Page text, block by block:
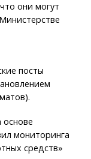
они могут
посты
мониторинга
средств»